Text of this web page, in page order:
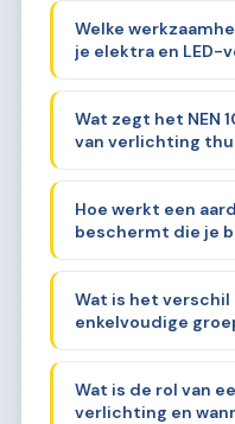
Welke
je elektra en LED-
Wat zegt het NEN
van verlichting
Hoe werkt een
beschermt die je
Wat is het verschil
enkelvoudige
voor verlichting
Wat is de rol van
verlichting en